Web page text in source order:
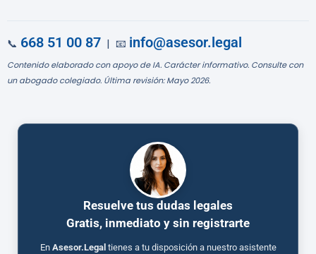
📞 668 51 00 87 | 📧 info@asesor.legal
Contenido elaborado con apoyo de IA. Carácter informativo. Consulte con
un abogado colegiado. Última revisión: Mayo 2026.
Resuelve tus dudas legales
Gratis, inmediato y sin registrarte
En Asesor.Legal tienes a tu disposición a nuestro asistente